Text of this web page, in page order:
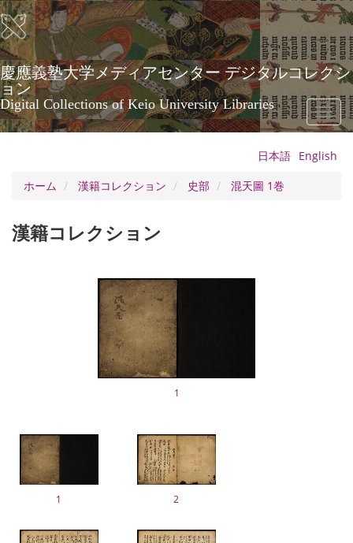
メ
イ
ン
コ
ン
テ
ン
ツ
に
慶應義塾大学メディアセンター デジタルコレクシ
ョン
Digital Collections of Keio University Libraries
Toggle
日本語 English
ホーム
漢籍コレクション 史部 混天圖 1巻
漢籍コレクション
1
1 2